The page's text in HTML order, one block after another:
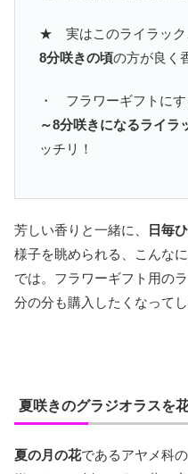
★ 実はこのライラック
8分咲きの頃の方が良く
・ フラワーギフトに
～8分咲きになるライラ
ッチリ！
芳しい香りと一緒に、 日毎
様子を眺められる、こんな
では。フラワーギフト用の
分の分も購入したくなって
夏咲きのグラジオラスを
夏の月の花であるアヤメ科の